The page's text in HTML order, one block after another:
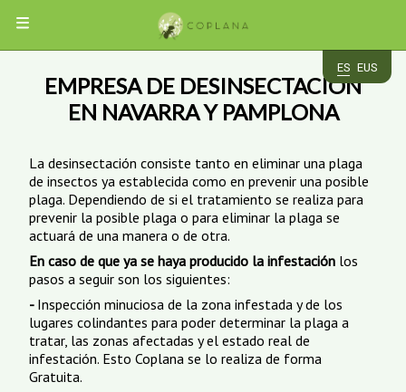
EMPRESA
CUCARACHAS
ROEDORES
HORMIGAS
INSECTOS
VOLADORES
AVES
CHINCHES
CARCOMA
SERVICIOS
DESRATIZACIÓN
DESINSECTACIÓN
DESINFECCIÓN
INSECTOCAPTORES
TRATAMIENTOS
MADERA
APP
ACCESO
CONTACTO
ES EUS
EMPRESA DE DESINSECTACIÓN
EN NAVARRA Y PAMPLONA
La desinsectación consiste tanto en eliminar una plaga
de insectos ya establecida como en prevenir una posible
plaga. Dependiendo de si el tratamiento se realiza para
prevenir la posible plaga o para eliminar la plaga se
actuará de una manera o de otra.
En caso de que ya se haya producido la infestación los
pasos a seguir son los siguientes:
- Inspección minuciosa de la zona infestada y de los
lugares colindantes para poder determinar la plaga a
tratar, las zonas afectadas y el estado real de
infestación. Esto Coplana se lo realiza de forma
Gratuita.